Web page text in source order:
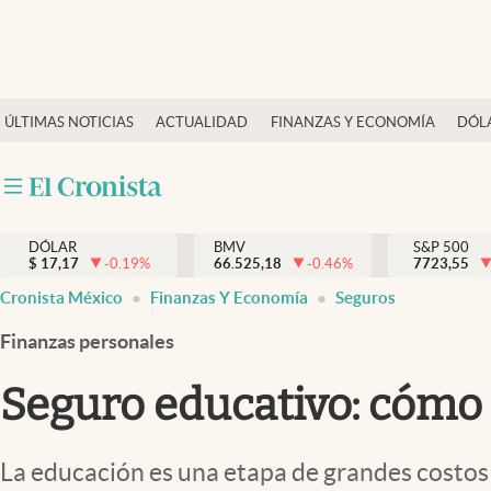
ÚLTIMAS NOTICIAS ACTUALIDAD FINANZAS Y ECONOMÍA
Actualidad
Internacionales
Opinión
Brand Strategy
Vida y estilo
Tv
DÓLAR
$ 17,17 -0.19%
BMV
66.525,18
-0.46%
S&P 500
7723,55
Cronista México Finanzas Y Economía Seguros
Finanzas personales
Seguro educativo:
La educación es una etapa de grandes